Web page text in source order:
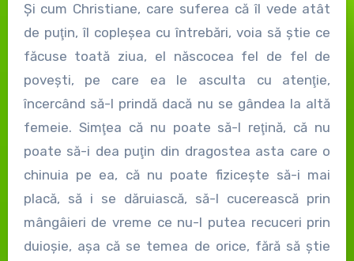
Şi cum Christiane, care suferea că îl vede atât
de puţin, îl copleşea cu întrebări, voia să ştie ce
făcuse toată ziua, el născocea fel de fel de
poveşti, pe care ea le asculta cu atenţie,
încercând să-l prindă dacă nu se gândea la altă
femeie. Simţea că nu poate să-l reţină, că nu
poate să-i dea puţin din dragostea asta care o
chinuia pe ea, că nu poate fiziceşte să-i mai
placă, să i se dăruiască, să-l cucerească prin
mângâieri de vreme ce nu-l putea recuceri prin
duioşie, aşa că se temea de orice, fără să ştie